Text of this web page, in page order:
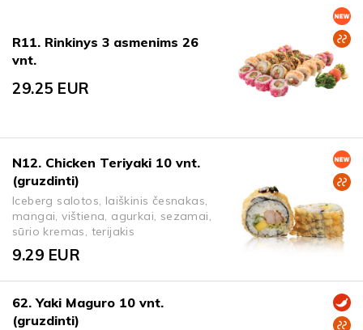
R11. Rinkinys 3 asmenims 26
vnt.
29.25 EUR
N12. Chicken Teriyaki 10 vnt.
(gruzdinti)
Iceberg salotos, laiškinis česnakas,
mangai, vištiena, agurkai, sezamai,
sūrio kremas, terijakis
9.29 EUR
62. Yaki Maguro 10 vnt.
(gruzdinti)